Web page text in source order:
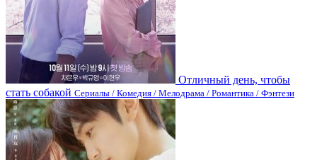
Отличный день, чтобы
стать собакой Сериалы / Комедия / Мелодрама / Романтика / Фэнтези